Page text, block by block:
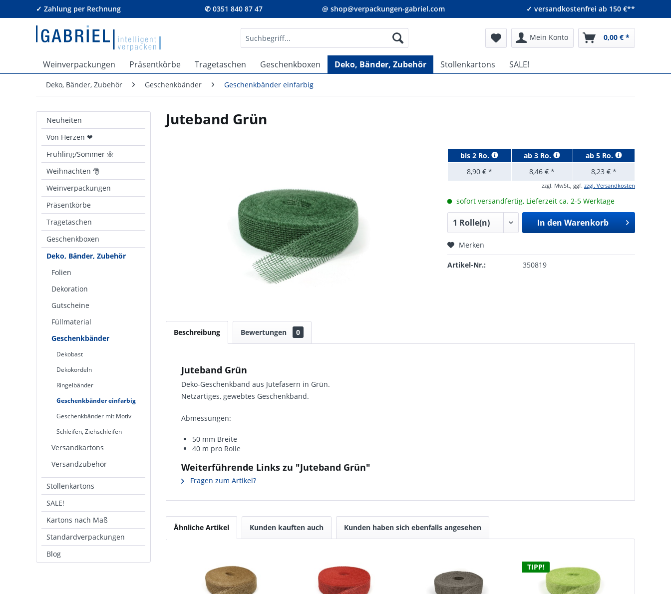
✓ Zahlung per Rechnung ✆ 0351 840 87 47 @ shop@verpackungen-gabriel.com ✓ versandkostenfrei ab 150 €**
Mein Konto 0,00 € *
Weinverpackungen Präsentkörbe Tragetaschen Geschenkboxen Deko, Bänder, Zubehör Stollenkartons SALE!
Deko, Bänder, Zubehör Geschenkbänder Geschenkbänder einfarbig
Neuheiten
Von Herzen ❤
Frühling/Sommer 🌼
Weihnachten 🎅
Weinverpackungen
Präsentkörbe
Tragetaschen
Geschenkboxen
Deko, Bänder, Zubehör
Folien
Dekoration
Gutscheine
Füllmaterial
Geschenkbänder
Dekobast
Dekokordeln
Ringelbänder
Geschenkbänder einfarbig
Geschenkbänder mit Motiv
Schleifen, Ziehschleifen
Versandkartons
Versandzubehör
Stollenkartons
SALE!
Kartons nach Maß
Standardverpackungen
Blog
Juteband Grün
bis2 Ro. ab3 Ro. ab 5 Ro.
8,90 € *
8,46 € * 8,23 € *
zzgl. MwSt., ggf. zzgl. Versandkosten
sofort versandfertig, Lieferzeit ca. 2-5 Werktage
In den Warenkorb
Merken
Artikel-Nr.: 350819
Beschreibung Bewertungen 0
Juteband Grün
Deko-Geschenkband aus Jutefasern in Grün.
Netzartiges, gewebtes Geschenkband.
Abmessungen:
50 mm Breite
40 m pro Rolle
Weiterführende Links zu "Juteband Grün"
Fragen zum Artikel?
Ähnliche Artikel Kunden kauften auch Kunden haben sich ebenfalls angesehen
TIPP!